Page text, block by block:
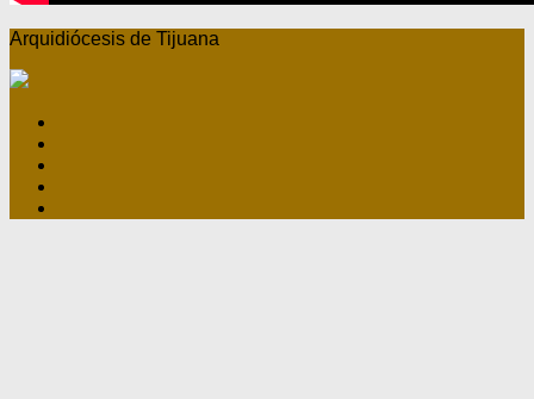
Arquidiócesis de Tijuana